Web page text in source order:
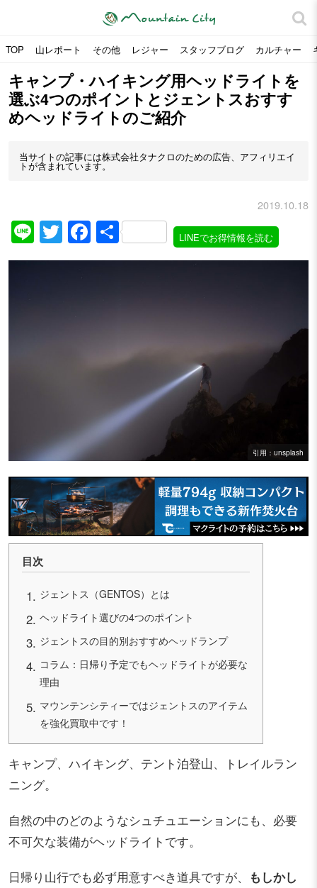
TOP 山レポート その他 レジャー スタッフブログ カルチャー
キャンプ・ハイキング用ヘッドライトを
選ぶ4つのポイントとジェントスおすす
めヘッドライトのご紹介
当サイトの記事には株式会社タナクロのための広告、アフィリエイ
トが含まれています。
2019.10.18
LineTwitter
Facebook
共
有
LINEでお得情報を読む
引用：unsplash
目次
ジェントス（GENTOS）とは
ヘッドライト選びの4つのポイント
ジェントスの目的別おすすめヘッドランプ
コラム：日帰り予定でもヘッドライトが必要な
理由
マウンテンシティーではジェントスのアイテム
を強化買取中です！
キャンプ、ハイキング、テント泊登山、トレイルラン
ニング。
自然の中のどのようなシュチュエーションにも、必要
不可欠な装備がヘッドライトです。
日帰り山行でも必ず用意すべき道具ですが、
もしかし